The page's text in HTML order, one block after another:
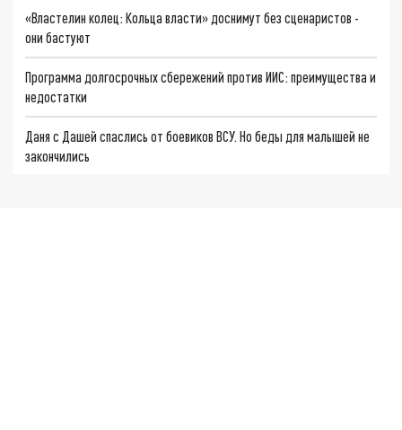
«Властелин колец: Кольца власти» доснимут без сценаристов -
они бастуют
Программа долгосрочных сбережений против ИИС: преимущества и
недостатки
Даня с Дашей спаслись от боевиков ВСУ. Но беды для малышей не
закончились